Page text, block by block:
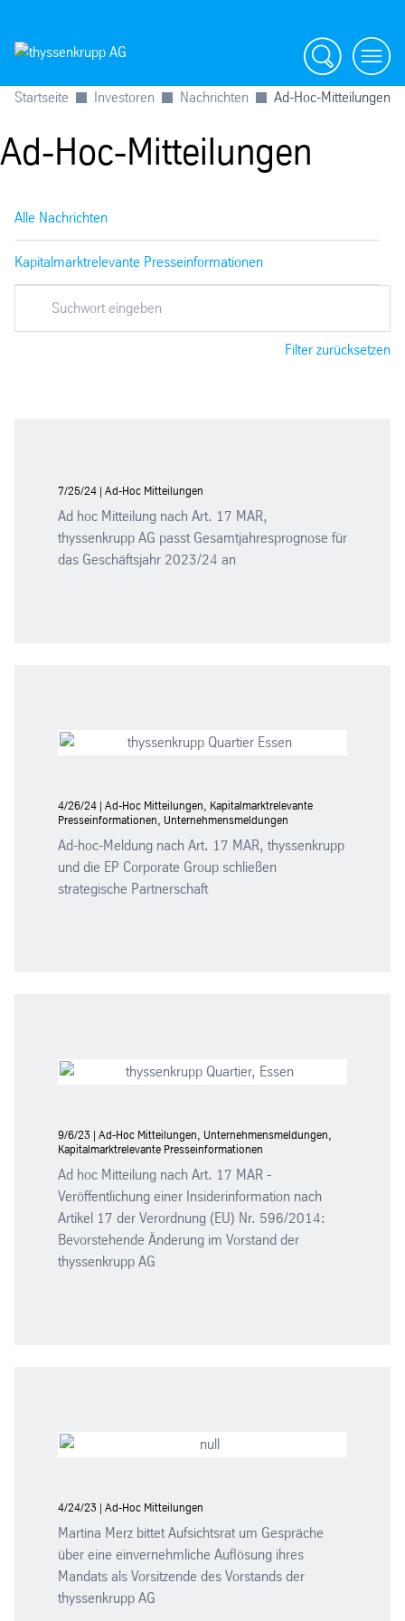
Suche menü
Startseite Investoren Nachrichten Ad-Hoc-Mitteilungen
Ad-Hoc-Mitteilungen
Alle Nachrichten
Kapitalmarktrelevante Presseinformationen
Filter zurücksetzen
7/25/24 | Ad-Hoc Mitteilungen
Ad hoc Mitteilung nach Art. 17 MAR,
thyssenkrupp AG passt Gesamtjahresprognose für
das Geschäftsjahr 2023/24 an
4/26/24 | Ad-Hoc Mitteilungen, Kapitalmarktrelevante
Presseinformationen, Unternehmensmeldungen
Ad-hoc-Meldung nach Art. 17 MAR, thyssenkrupp
und die EP Corporate Group schließen
strategische Partnerschaft
9/6/23 | Ad-Hoc Mitteilungen, Unternehmensmeldungen,
Kapitalmarktrelevante Presseinformationen
Ad hoc Mitteilung nach Art. 17 MAR -
Veröffentlichung einer Insiderinformation nach
Artikel 17 der Verordnung (EU) Nr. 596/2014:
Bevorstehende Änderung im Vorstand der
thyssenkrupp AG
4/24/23 | Ad-Hoc Mitteilungen
Martina Merz bittet Aufsichtsrat um Gespräche
über eine einvernehmliche Auflösung ihres
Mandats als Vorsitzende des Vorstands der
thyssenkrupp AG